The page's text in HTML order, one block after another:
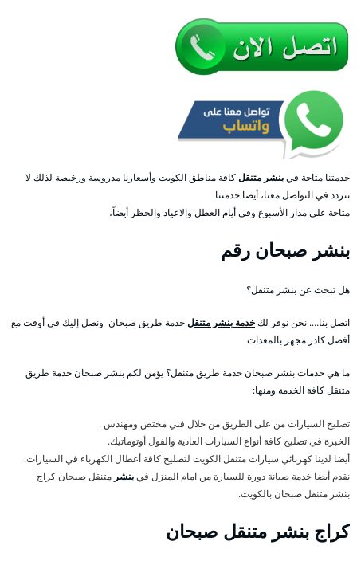
خدمتنا متاحة فيبنشر متنقلكافة مناطق الكويت وأسعارنا مدروسة ورخيصة لذلك لا
تتردد في التواصل معنا، أيضا خدمتنا
متاحة على مدار الأسبوع وفي أيام العطل والاعياد والحظر أيضاً،
بنشر صبحان رقم
هل تبحث عن بنشر متنقل؟
اتصل بنا…. نحن نوفر لكخدمة بنشر متنقلخدمة طريق صبحان ونصل إليك في أوقت مع
أفضل كادر مجهز بالمعدات
ما هي خدمات بنشر صبحان خدمة طريق متنقل؟ يؤمن لكم بنشر صبحان خدمة طريق
متنقل كافة الخدمة ومنها:
تصليح السيارات من على الطريق من خلال فني مختص ومهندس .
الخبرة في تصليح كافة أنواع السيارات العادية والفول أوتوماتيك.
أيضا لدينا كهربائي سيارات متنقل الكويت لتصليح كافة أعطال الكهرباء في السيارات.
نقدم أيضا خدمة صيانة دورة للسيارة من امام المنزل فيبنشر متنقل صبحان كراج
بنشر متنقل صبحان بالكويت.
كراج بنشر متنقل صبحان